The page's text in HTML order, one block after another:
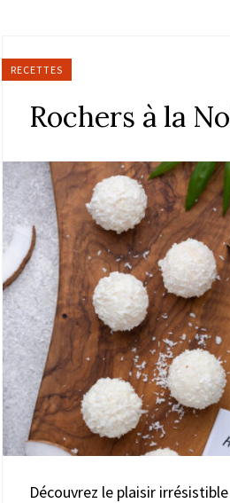
RECETTES
Rochers à la
Découvrez le plaisir irrésistible